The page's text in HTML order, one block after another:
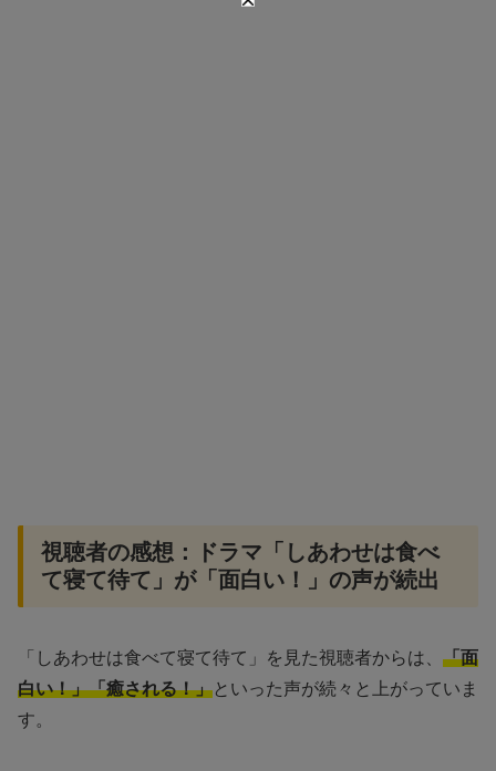
視聴者の感想：ドラマ「しあわせは食べ
て寝て待て」が「面白い！」の声が続出
「しあわせは食べて寝て待て」を見た視聴者からは、 「面
白い！」「癒される！」といった声が続々と上がっていま
す。